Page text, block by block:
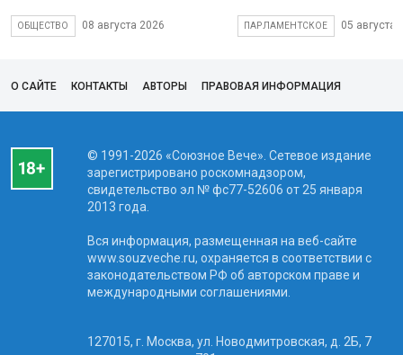
ОБЩЕСТВО 08 августа 2026 ПАРЛАМЕНТСКОЕ 05 августа
О САЙТЕ КОНТАКТЫ АВТОРЫ ПРАВОВАЯ ИНФОРМАЦИЯ
© 1991-2026 «Союзное Вече». Сетевое издание
зарегистрировано роскомнадзором,
свидетельство эл № фc77-52606 от 25 января
2013 года.
Вся информация, размещенная на веб-сайте
www.souzveche.ru, охраняется в соответствии с
законодательством РФ об авторском праве и
международными соглашениями.
127015, г. Москва, ул. Новодмитровская, д. 2Б, 7